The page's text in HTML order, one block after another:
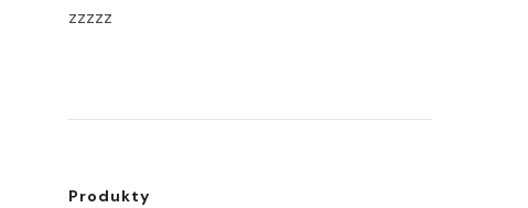
zzzzz
Produkty